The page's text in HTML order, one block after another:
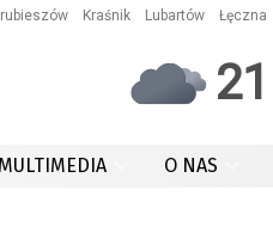
Kraśnik Lubartów Łęczna
21
MULTIMEDIA O NAS